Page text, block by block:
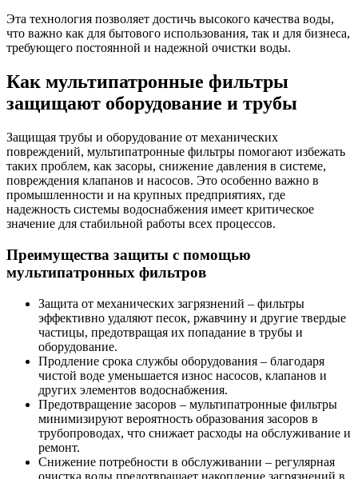
Эта технология позволяет достичь высокого качества воды,
что важно как для бытового использования, так и для бизнеса,
требующего постоянной и надежной очистки воды.
Как мультипатронные фильтры
защищают оборудование и трубы
Защищая трубы и оборудование от механических
повреждений, мультипатронные фильтры помогают избежать
таких проблем, как засоры, снижение давления в системе,
повреждения клапанов и насосов. Это особенно важно в
промышленности и на крупных предприятиях, где
надежность системы водоснабжения имеет критическое
значение для стабильной работы всех процессов.
Преимущества защиты с помощью
мультипатронных фильтров
Защита от механических загрязнений – фильтры
эффективно удаляют песок, ржавчину и другие твердые
частицы, предотвращая их попадание в трубы и
оборудование.
Продление срока службы оборудования – благодаря
чистой воде уменьшается износ насосов, клапанов и
других элементов водоснабжения.
Предотвращение засоров – мультипатронные фильтры
минимизируют вероятность образования засоров в
трубопроводах, что снижает расходы на обслуживание и
ремонт.
Снижение потребности в обслуживании – регулярная
очистка воды предотвращает накопление загрязнений в